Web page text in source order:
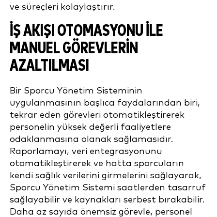
ve süreçleri kolaylaştırır.
İŞ AKIŞI OTOMASYONU ILE
MANUEL GÖREVLERIN
AZALTILMASI
Bir Sporcu Yönetim Sisteminin
uygulanmasının başlıca faydalarından biri,
tekrar eden görevleri otomatikleştirerek
personelin yüksek değerli faaliyetlere
odaklanmasına olanak sağlamasıdır.
Raporlamayı, veri entegrasyonunu
otomatikleştirerek ve hatta sporcuların
kendi sağlık verilerini girmelerini sağlayarak,
Sporcu Yönetim Sistemi saatlerden tasarruf
sağlayabilir ve kaynakları serbest bırakabilir.
Daha az sayıda önemsiz görevle, personel